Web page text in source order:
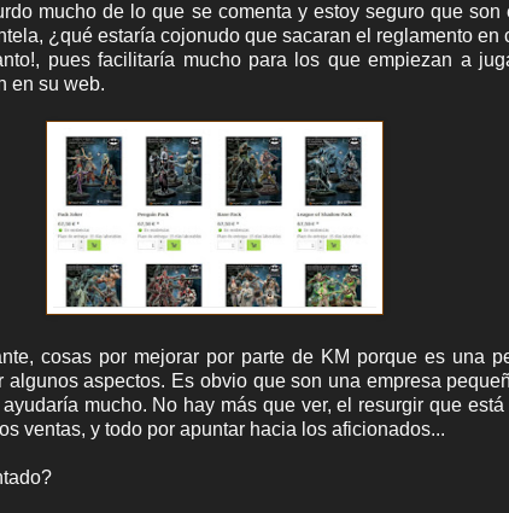
mucho de lo que se comenta y estoy seguro que
¿qué estaría cojonudo que sacaran el reglamento
pues facilitaría mucho para los que empiezan a
en su web.
cosas por mejorar por parte de KM porque es una
aspectos. Es obvio que son una empresa
mucho. No hay más que ver, el resurgir que
ventas, y todo por apuntar hacia los aficionados...